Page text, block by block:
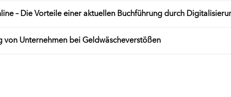
– Die Vorteile einer aktuellen Buchführung durch
von Unternehmen bei Geldwäscheverstößen